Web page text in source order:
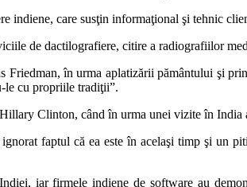
indiene, care susţin informaţional şi tehnic
de dactilografiere, citire a radiografiilor
Friedman, în urma aplatizării pământului şi
le cu propriile tradiţii”.
Clinton, când în urma unei vizite în
faptul că ea este în acelaşi timp şi un
iar firmele indiene de software au